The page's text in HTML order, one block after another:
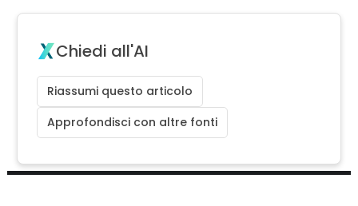
Chiedi all'AI
Riassumi questo articolo
Approfondisci con altre fonti